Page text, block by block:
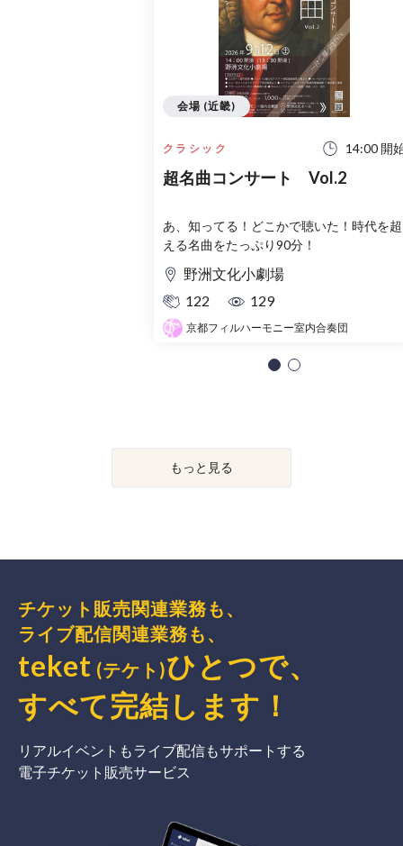
クラシック 14:00 開
超名曲コンサート Vol.2
あ、知ってる！どこかで聴いた！時代を超
える名曲をたっぷり90分！
野洲文化小劇場
122
129
京都フィルハーモニー室内合奏団
会場 (近畿)
もっと見る
チケット販売関連業務も、
ライブ配信関連業務も、
teket (テケト)ひとつで、
すべて完結 します ！
リアルイベントもライブ配信もサポートする
電子チケット販売サービス